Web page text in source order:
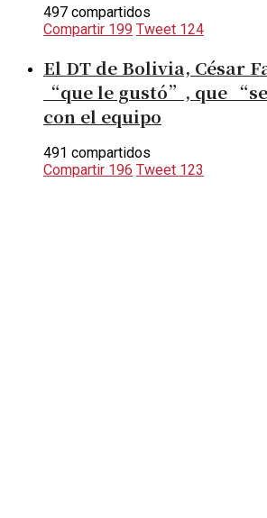
497 compartidos
Compartir 199 Tweet 124
El DT de Bolivia, César
“que le gustó”, que
con el equipo
491 compartidos
Compartir 196 Tweet 123